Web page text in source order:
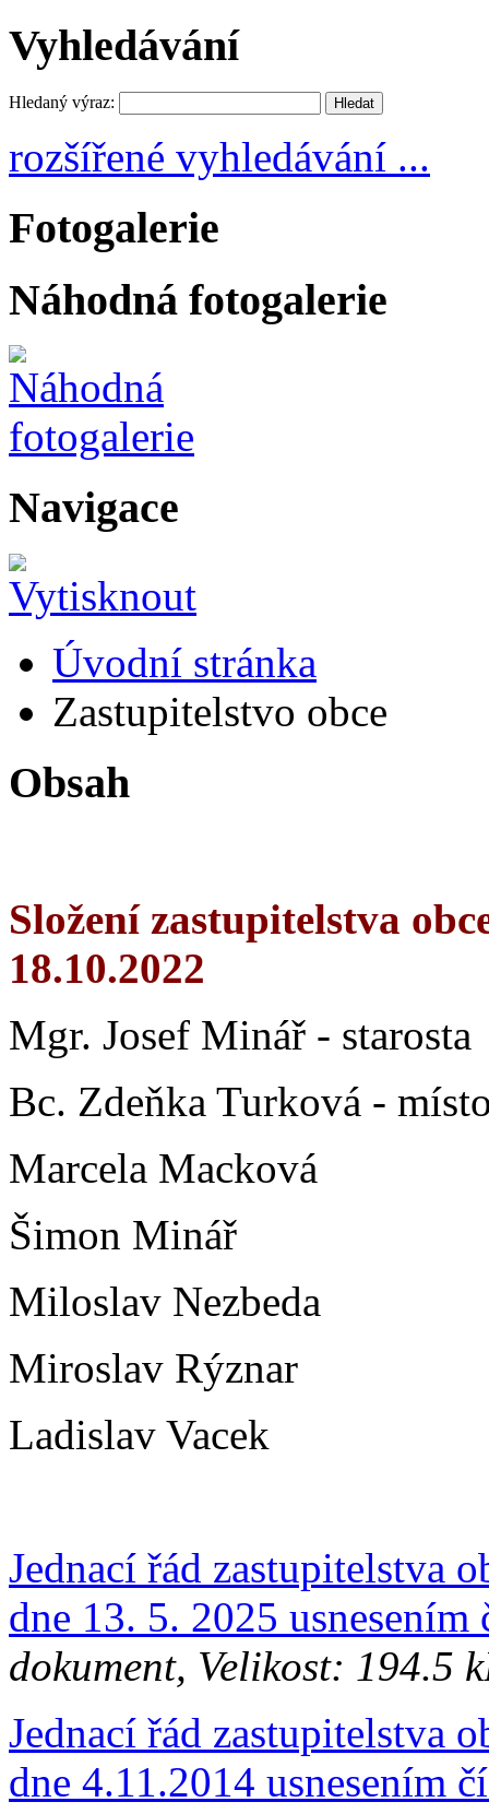
Vyhledávání
Hledaný výraz:
rozšířené vyhledávání ...
Fotogalerie
Náhodná fotogalerie
Navigace
Úvodní stránka
Zastupitelstvo obce
Obsah
Složení zastupitelstva
18.10.2022
Mgr. Josef Minář - starosta
Bc. Zdeňka Turková -
Marcela Macková
Šimon Minář
Miloslav Nezbeda
Miroslav Rýznar
Ladislav Vacek
Jednací řád zastupitelstva
dne 13. 5. 2025
dokument, Velikost: 194.5
Jednací řád zastupitelstva
dne 4.11.2014 usnesením